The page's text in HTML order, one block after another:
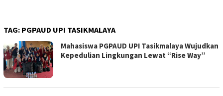
TAG: PGPAUD UPI TASIKMALAYA
Mahasiswa PGPAUD UPI Tasikmalaya Wujudkan
Kepedulian Lingkungan Lewat “Rise Way”